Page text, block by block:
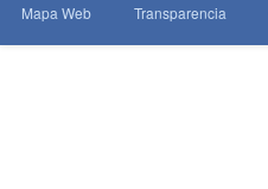
Mapa Web Transparencia